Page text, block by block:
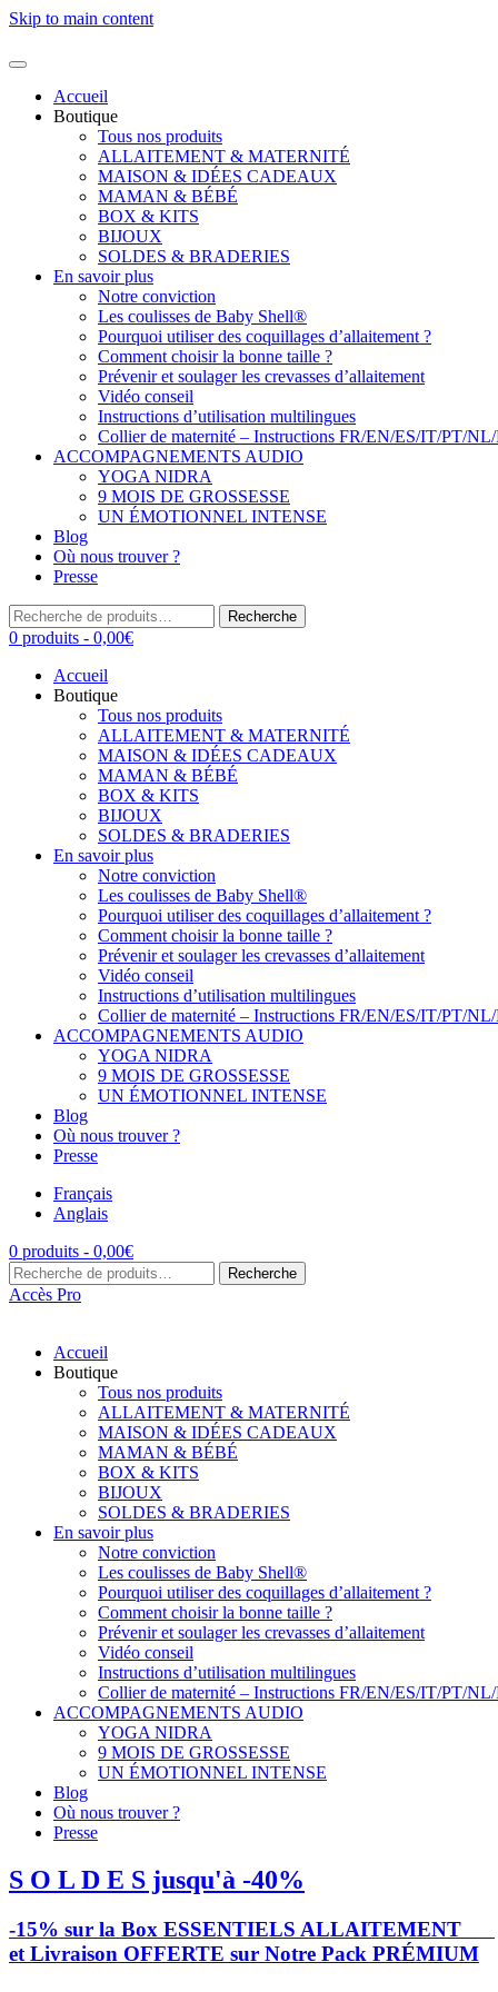
Skip to main content
Accueil
Boutique
Tous nos produits
ALLAITEMENT & MATERNITÉ
MAISON & IDÉES CADEAUX
MAMAN & BÉBÉ
BOX & KITS
BIJOUX
SOLDES & BRADERIES
En savoir plus
Notre conviction
Les coulisses de Baby Shell®
Pourquoi utiliser des coquillages d’allaitement ?
Comment choisir la bonne taille ?
Prévenir et soulager les crevasses d’allaitement
Vidéo conseil
Instructions d’utilisation multilingues
Collier de maternité – Instructions FR/EN/ES/IT/PT/
ACCOMPAGNEMENTS AUDIO
YOGA NIDRA
9 MOIS DE GROSSESSE
UN ÉMOTIONNEL INTENSE
Blog
Où nous trouver ?
Presse
Recherche
pour :
Recherche
0 produits - 0,00€
Accueil
Boutique
Tous nos produits
ALLAITEMENT & MATERNITÉ
MAISON & IDÉES CADEAUX
MAMAN & BÉBÉ
BOX & KITS
BIJOUX
SOLDES & BRADERIES
En savoir plus
Notre conviction
Les coulisses de Baby Shell®
Pourquoi utiliser des coquillages d’allaitement ?
Comment choisir la bonne taille ?
Prévenir et soulager les crevasses d’allaitement
Vidéo conseil
Instructions d’utilisation multilingues
Collier de maternité – Instructions FR/EN/ES/IT/PT/
ACCOMPAGNEMENTS AUDIO
YOGA NIDRA
9 MOIS DE GROSSESSE
UN ÉMOTIONNEL INTENSE
Blog
Où nous trouver ?
Presse
Français
Anglais
0 produits - 0,00€
Recherche
pour :
Recherche
Accès Pro
Accueil
Boutique
Tous nos produits
ALLAITEMENT & MATERNITÉ
MAISON & IDÉES CADEAUX
MAMAN & BÉBÉ
BOX & KITS
BIJOUX
SOLDES & BRADERIES
En savoir plus
Notre conviction
Les coulisses de Baby Shell®
Pourquoi utiliser des coquillages d’allaitement ?
Comment choisir la bonne taille ?
Prévenir et soulager les crevasses d’allaitement
Vidéo conseil
Instructions d’utilisation multilingues
Collier de maternité – Instructions FR/EN/ES/IT/PT/
ACCOMPAGNEMENTS AUDIO
YOGA NIDRA
9 MOIS DE GROSSESSE
UN ÉMOTIONNEL INTENSE
Blog
Où nous trouver ?
Presse
S O L D E S jusqu'à -40%
-15% sur la Box ESSENTIELS ALLAITEMENT
et Livraison OFFERTE sur Notre Pack PRÉMIUM